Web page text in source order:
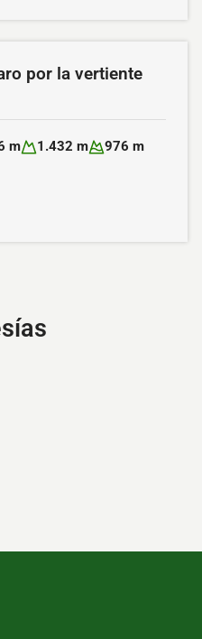
por la vertiente
negativo:
m
Altitud máxima:
1.432 m
Altitud mínima:
976 m